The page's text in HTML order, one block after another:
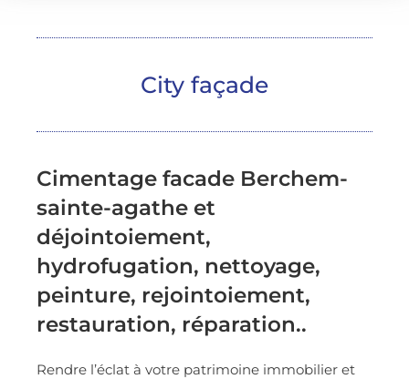
City façade
Cimentage facade Berchem-
sainte-agathe et
déjointoiement,
hydrofugation, nettoyage,
peinture, rejointoiement,
restauration, réparation..
Rendre l’éclat à votre patrimoine immobilier et